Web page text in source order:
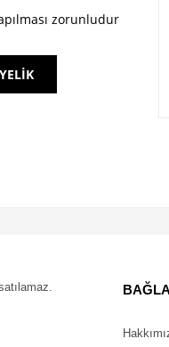
zorunludur